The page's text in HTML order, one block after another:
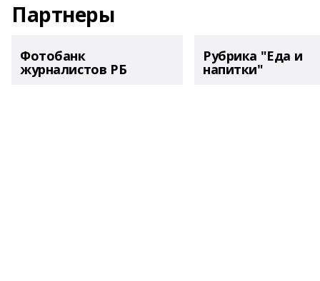
Партнеры
Фотобанк
журналистов РБ
Рубрика "Еда и
напитки"